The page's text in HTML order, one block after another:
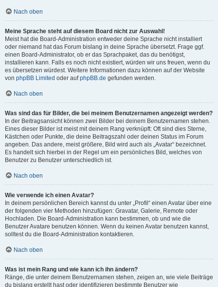
Nach oben
Meine Sprache steht auf diesem Board nicht zur Auswahl!
Meist hat die Board-Administration entweder deine Sprache nicht installiert
oder niemand hat das Forum bislang in deine Sprache übersetzt. Frage ggf.
einen Board-Administrator, ob er das Sprachpaket, das du benötigst,
installieren kann. Falls es noch nicht existiert, würden wir uns freuen, wenn du
es übersetzen würdest. Weitere Informationen dazu können auf der Website
von phpBB Limited oder aufphpBB.de gefunden werden.
Nach oben
Was sind das für Bilder, die bei meinem Benutzernamen angezeigt werden?
In der Beitragsansicht können zwei Bilder bei deinem Benutzernamen stehen.
Eines dieser Bilder ist meist mit deinem Rang verknüpft: Oft sind dies Sterne,
Kästchen oder Punkte, die deine Beitragszahl oder deinen Status im Forum
angeben. Das andere, meist größere, Bild wird auch als „Avatar“ bezeichnet.
Es handelt sich hierbei in der Regel um ein persönliches Bild, welches von
Benutzer zu Benutzer unterschiedlich ist.
Nach oben
Wie verwende ich einen Avatar?
In deinem persönlichen Bereich kannst du unter „Profil“ einen Avatar über eine
der folgenden vier Methoden hinzufügen: Gravatar, Galerie, Remote oder
Hochladen. Die Board-Administration kann bestimmen, ob und wie die
Benutzer Avatare benutzen können. Wenn du keinen Avatar benutzen kannst,
solltest du die Board-Administration kontaktieren.
Nach oben
Was ist mein Rang und wie kann ich ihn ändern?
Ränge, die unter deinem Benutzernamen stehen, zeigen an, wie viele Beiträge
du bislang erstellt hast oder identifizieren bestimmte Benutzer wie